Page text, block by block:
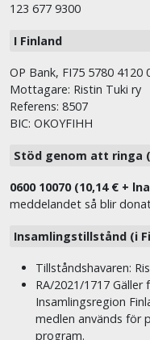
123 677 9300
I Finland
OP Bank, FI75 5780 4120
Mottagare: Ristin Tuki ry
Referens: 8507
BIC: OKOYFIHH
Stöd genom att ringa
0600 10070 (10,14 € +
meddelandet så blir
Insamlingstillstånd (i
Tillståndshavaren:
RA/2021/1717 Gäller
Insamlingsregion
medlen används för
program.